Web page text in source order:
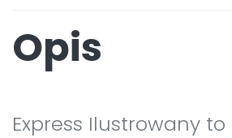
Opis
Express Ilustrowany